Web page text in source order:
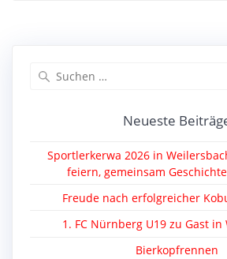
Neueste
Sportlerkerwa 2026 in
feiern, gemeinsam
Freude nach erfolgreicher
1. FC Nürnberg U19 zu Gast in
Bierkopfrennen